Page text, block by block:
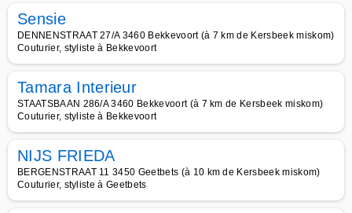
Sensie
DENNENSTRAAT 27/A 3460 Bekkevoort (à 7 km de Kersbeek miskom)
Couturier, styliste à Bekkevoort
Tamara Interieur
STAATSBAAN 286/A 3460 Bekkevoort (à 7 km de Kersbeek miskom)
Couturier, styliste à Bekkevoort
NIJS FRIEDA
BERGENSTRAAT 11 3450 Geetbets (à 10 km de Kersbeek miskom)
Couturier, styliste à Geetbets